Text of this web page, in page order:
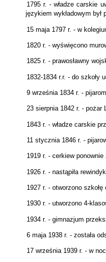
1795 r. - władze carskie
językiem wykładowym był
15 maja 1797 r. - w
1820 r. - wyświęcono
1825 r. - prawosławny
1832-1834 r.r. - do szkoły
9 września 1834 r. -
23 sierpnia 1842 r. - pożar
1843 r. - władze carskie
11 stycznia 1846 r. -
1919 r. - cerkiew
1926 r. - nastąpiła
1927 r. - otworzono szkołę
1930 r. - utworzono 4-
1934 r. - gimnazjum
6 maja 1938 r. - została
17 września 1939 r. - w